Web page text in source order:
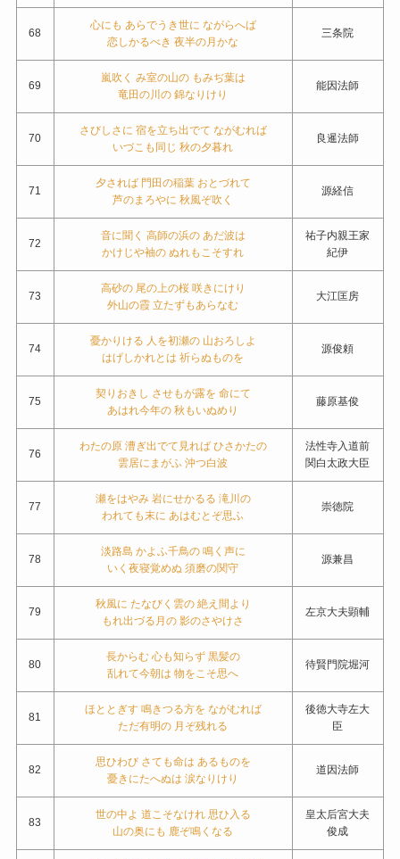
68
心にも あらでうき世に ながらへば
恋しかるべき 夜半の月かな
三条院
69
嵐吹く み室の山の もみぢ葉は
竜田の川の 錦なりけり
能因法師
70
さびしさに 宿を立ち出でて ながむれば
いづこも同じ 秋の夕暮れ
良暹法師
71
夕されば 門田の稲葉 おとづれて
芦のまろやに 秋風ぞ吹く
源経信
72
音に聞く 高師の浜の あだ波は
かけじや袖の ぬれもこそすれ
祐子内親王家
紀伊
73
高砂の 尾の上の桜 咲きにけり
外山の霞 立たずもあらなむ
大江匡房
74
憂かりける 人を初瀬の 山おろしよ
はげしかれとは 祈らぬものを
源俊頼
75
契りおきし させもが露を 命にて
あはれ今年の 秋もいぬめり
藤原基俊
76
わたの原 漕ぎ出でて見れば ひさかたの
雲居にまがふ 沖つ白波
法性寺入道前
関白太政大臣
77
瀬をはやみ 岩にせかるる 滝川の
われても末に あはむとぞ思ふ
崇徳院
78
淡路島 かよふ千鳥の 鳴く声に
いく夜寝覚めぬ 須磨の関守
源兼昌
79
秋風に たなびく雲の 絶え間より
もれ出づる月の 影のさやけさ
左京大夫顕輔
80
長からむ 心も知らず 黒髪の
乱れて今朝は 物をこそ思へ
待賢門院堀河
81
ほととぎす 鳴きつる方を ながむれば
ただ有明の 月ぞ残れる
後徳大寺左大
臣
82
思ひわび さても命は あるものを
憂きにたへぬは 涙なりけり
道因法師
83
世の中よ 道こそなけれ 思ひ入る
山の奥にも 鹿ぞ鳴くなる
皇太后宮大夫
俊成